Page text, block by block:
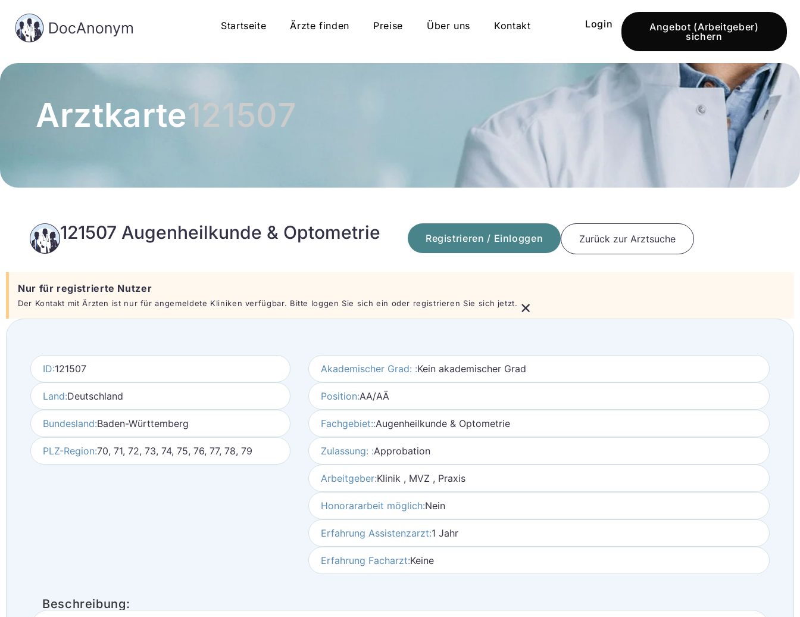
Startseite Ärzte finden Preise Über uns Kontakt Login
Angebot (Arbeitgeber)
sichern
Arztkarte121507
121507 Augenheilkunde & Optometrie Registrieren / Einloggen Zurück zur Arztsuche
Nur für registrierte Nutzer
Der Kontakt mit Ärzten ist nur für angemeldete Kliniken verfügbar. Bitte loggen Sie sich ein oder registrieren Sie sich jetzt. ×
ID:121507
Land:Deutschland
Bundesland:Baden-Württemberg
PLZ-Region:70, 71, 72, 73, 74, 75, 76, 77, 78, 79
Akademischer Grad: :Kein akademischer Grad
Position:AA/AÄ
Fachgebiet::Augenheilkunde & Optometrie
Zulassung: :Approbation
Arbeitgeber:Klinik , MVZ , Praxis
Honorararbeit möglich:Nein
Erfahrung Assistenzarzt:1 Jahr
Erfahrung Facharzt:Keine
Beschreibung: